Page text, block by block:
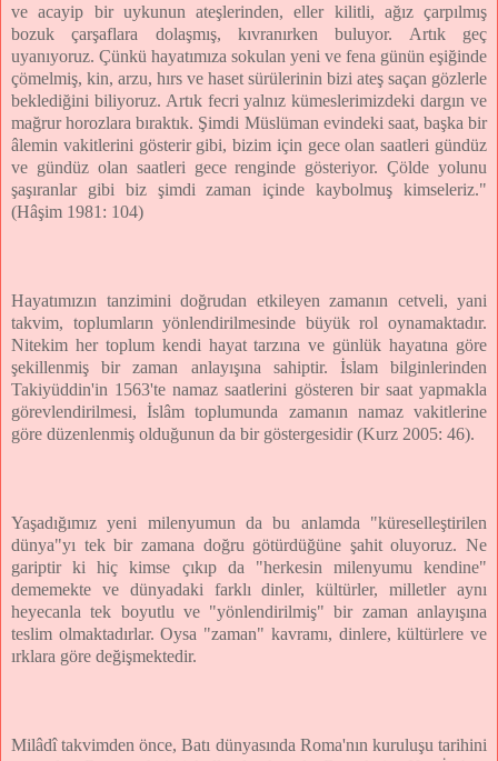
ve acayip bir uykunun ateşlerinden, eller kilitli, ağız çarpılmış
bozuk çarşaflara dolaşmış, kıvranırken buluyor. Artık geç
uyanıyoruz. Çünkü hayatımıza sokulan yeni ve fena günün eşiğinde
çömelmiş, kin, arzu, hırs ve haset sürülerinin bizi ateş saçan gözlerle
beklediğini biliyoruz. Artık fecri yalnız kümeslerimizdeki dargın ve
mağrur horozlara bıraktık. Şimdi Müslüman evindeki saat, başka bir
âlemin vakitlerini gösterir gibi, bizim için gece olan saatleri gündüz
ve gündüz olan saatleri gece renginde gösteriyor. Çölde yolunu
şaşıranlar gibi biz şimdi zaman içinde kaybolmuş kimseleriz."
(Hâşim 1981: 104)
Hayatımızın tanzimini doğrudan etkileyen zamanın cetveli, yani
takvim, toplumların yönlendirilmesinde büyük rol oynamaktadır.
Nitekim her toplum kendi hayat tarzına ve günlük hayatına göre
şekillenmiş bir zaman anlayışına sahiptir. İslam bilginlerinden
Takiyüddin'in 1563'te namaz saatlerini gösteren bir saat yapmakla
görevlendirilmesi, İslâm toplumunda zamanın namaz vakitlerine
göre düzenlenmiş olduğunun da bir göstergesidir (Kurz 2005: 46).
Yaşadığımız yeni milenyumun da bu anlamda "küreselleştirilen
dünya"yı tek bir zamana doğru götürdüğüne şahit oluyoruz. Ne
gariptir ki hiç kimse çıkıp da "herkesin milenyumu kendine"
dememekte ve dünyadaki farklı dinler, kültürler, milletler aynı
heyecanla tek boyutlu ve "yönlendirilmiş" bir zaman anlayışına
teslim olmaktadırlar. Oysa "zaman" kavramı, dinlere, kültürlere ve
ırklara göre değişmektedir.
Milâdî takvimden önce, Batı dünyasında Roma'nın kuruluşu tarihini